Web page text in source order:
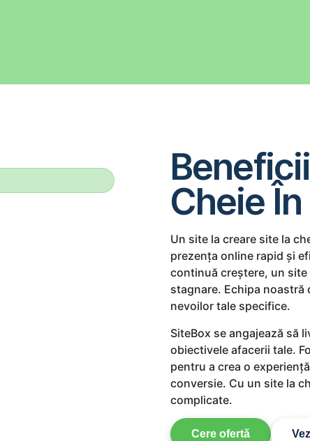
Cheie
Un site la creare site la
prezența online rapid și
continuă creștere, un
stagnare. Echipa
nevoilor tale specifice.
SiteBox se angajează să
obiectivele afacerii tale.
pentru a crea o
conversie. Cu un site la
complicate.
Cere ofertă